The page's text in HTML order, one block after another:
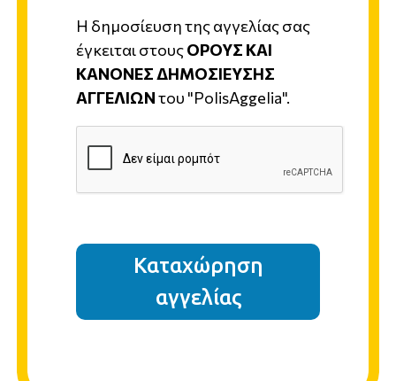
Η δημοσίευση της αγγελίας σας
έγκειται στουςΟΡΟΥΣ ΚΑΙ
ΚΑΝΟΝΕΣ ΔΗΜΟΣΙΕΥΣΗΣ
ΑΓΓΕΛΙΩΝτου "PolisAggelia".
Καταχώρηση
αγγελίας